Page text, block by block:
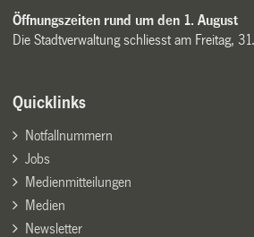
Öffnungszeiten rund um den 1. August
Die Stadtverwaltung schliesst am Freitag,
Quicklinks
Notfallnummern
Jobs
Medienmitteilungen
Medien
Newsletter